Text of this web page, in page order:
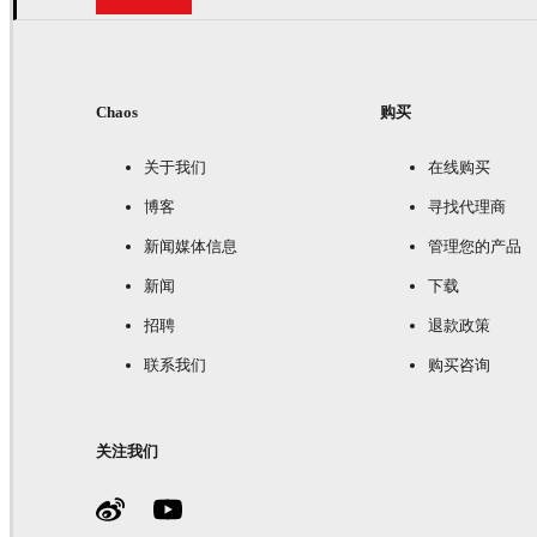
Chaos
关于我们
博客
新闻媒体信息
新闻
招聘
联系我们
购买
在线购买
寻找代理商
管理您的产品
下载
退款政策
购买咨询
关注我们